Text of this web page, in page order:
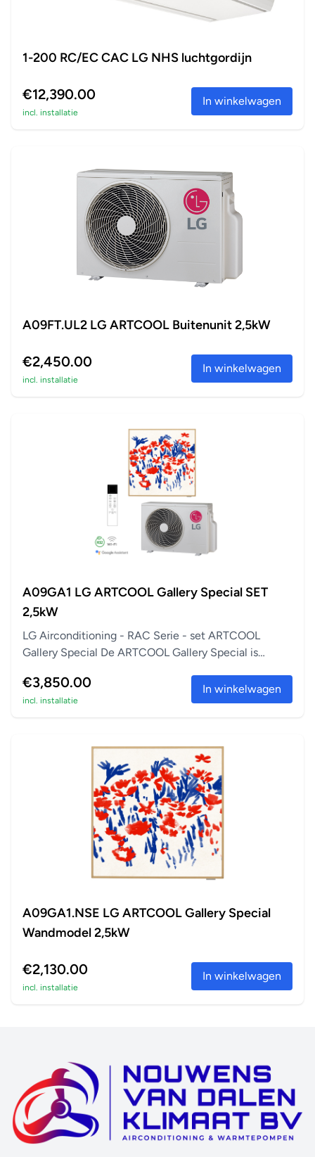
1-200 RC/EC CAC LG NHS luchtgordijn
€12,390.00
incl. installatie
In winkelwagen
A09FT.UL2 LG ARTCOOL Buitenunit 2,5kW
€2,450.00
incl. installatie
In winkelwagen
A09GA1 LG ARTCOOL Gallery Special SET
2,5kW
LG Airconditioning - RAC Serie - set ARTCOOL
Gallery Special De ARTCOOL Gallery Special is
€3,850.00
incl. installatie
In winkelwagen
A09GA1.NSE LG ARTCOOL Gallery Special
Wandmodel 2,5kW
€2,130.00
incl. installatie
In winkelwagen